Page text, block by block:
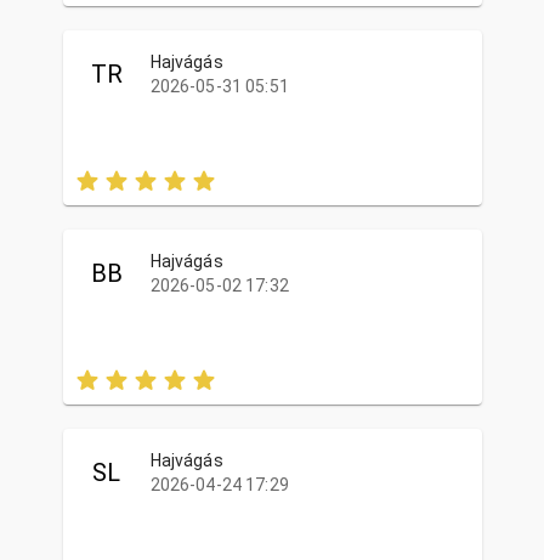
TR
Hajvágás
2026-05-31 05:51
BB
Hajvágás
2026-05-02 17:32
SL
Hajvágás
2026-04-24 17:29